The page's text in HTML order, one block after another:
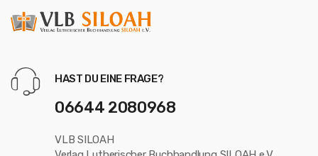
HAST DU EINE FRAGE?
06644 2080968
VLB SILOAH